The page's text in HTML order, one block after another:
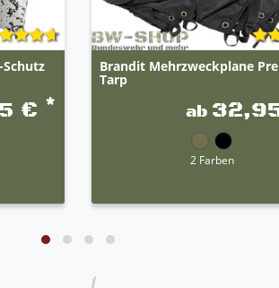
€ *
Brandit Mehrzweckplane
Tarp
ab
2 Farben